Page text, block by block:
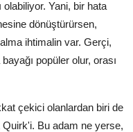
olabiliyor. Yani, bir hata
dönüştürürsen,
ihtimalin var. Gerçi,
popüler olur, orası
çekici olanlardan biri de
Bu adam ne yerse,